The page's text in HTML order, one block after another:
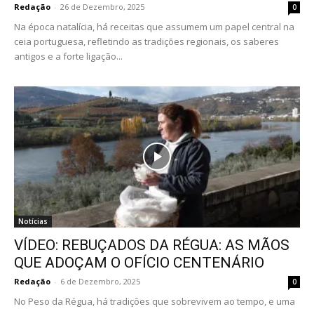
Redação - 26 de Dezembro, 2025 0
Na época natalícia, há receitas que assumem um papel central na
ceia portuguesa, refletindo as tradições regionais, os saberes
antigos e a forte ligação...
Notícias
VÍDEO: REBUÇADOS DA RÉGUA: AS MÃOS
QUE ADOÇAM O OFÍCIO CENTENÁRIO
Redação - 6 de Dezembro, 2025 0
No Peso da Régua, há tradições que sobrevivem ao tempo, e uma